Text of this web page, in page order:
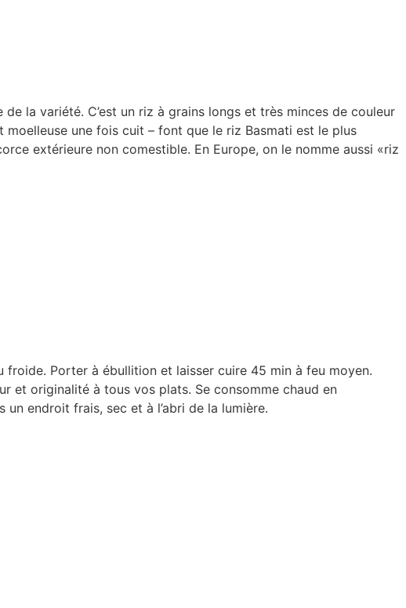
la variété. C’est un riz à grains longs et très minces de couleur
une fois cuit – font que le riz Basmati est le plus
extérieure non comestible. En Europe, on le nomme aussi «riz
Porter à ébullition et laisser cuire 45 min à feu moyen.
et originalité à tous vos plats. Se consomme chaud en
endroit frais, sec et à l’abri de la lumière.